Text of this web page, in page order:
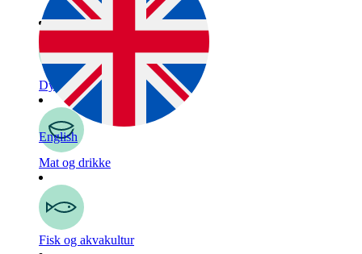
English
Dyr
Mat og drikke
Fisk og akvakultur